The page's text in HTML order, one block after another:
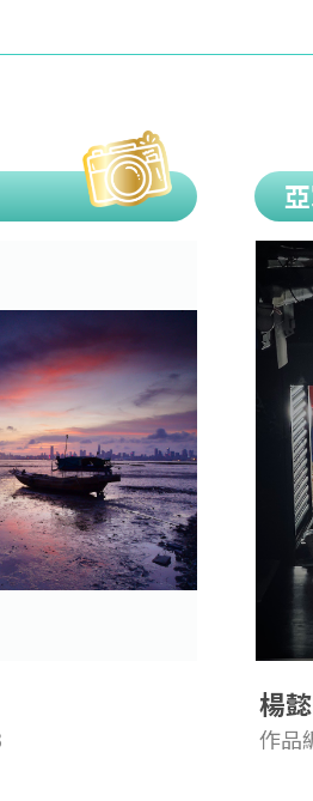
楊
作品